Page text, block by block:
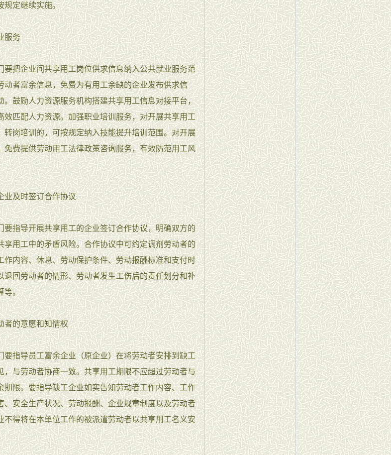
规定继续实施。
服务
要把企业间共享用工岗位供求信息纳入公共就业服务范
动者富余信息，免费为有用工余缺的企业发布供求信
。鼓励人力资源服务机构搭建共享用工信息对接平台，
效匹配人力资源。加强职业培训服务，对开展共享用工
转岗培训的，可按规定纳入技能提升培训范围。对开展
免费提供劳动用工法律政策咨询服务，有效防范用工风
业及时签订合作协议
要指导开展共享用工的企业签订合作协议，明确双方的
享用工中的矛盾风险。合作协议中可约定调剂劳动者的
作内容、休息、劳动保护条件、劳动报酬标准和支付时
退回劳动者的情形、劳动者发生工伤后的责任划分和补
等。
者的意愿和知情权
要指导员工富余企业（原企业）在将劳动者安排到缺工
，与劳动者协商一致。共享用工期限不应超过劳动者与
期限。要指导缺工企业如实告知劳动者工作内容、工作
、安全生产状况、劳动报酬、企业规章制度以及劳动者
不得将在本单位工作的被派遣劳动者以共享用工名义安